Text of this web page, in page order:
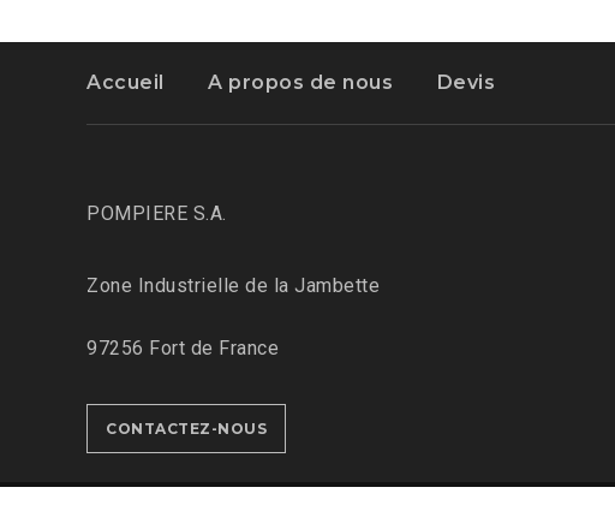
Accueil A propos de nous Devis
POMPIERE S.A.
Zone Industrielle de la Jambette
97256 Fort de France
CONTACTEZ-NOUS